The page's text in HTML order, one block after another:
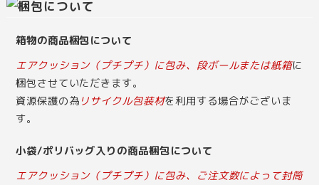
箱物の商品梱包について
エアクッション（プチプチ）に包み、段ボールまたは紙箱に
梱包させていただきます。
資源保護の為 リサイクル包装材を利用する場合がございま
す。
小袋/ポリバッグ入りの商品梱包について
エアクッション（プチプチ）に包み、ご注文数によって封筒